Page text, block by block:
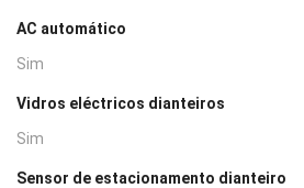
AC automático
Sim
Vidros eléctricos dianteiros
Sim
Sensor de estacionamento dianteiro